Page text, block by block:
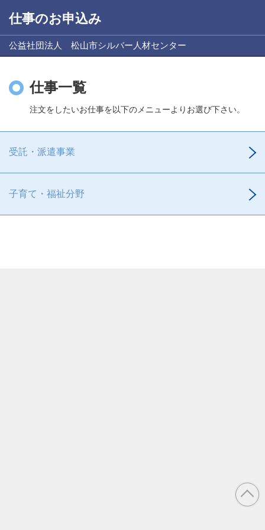
仕事のお申込み
公益社団法人 松山市シルバー人材センター
仕事一覧
注文をしたいお仕事を以下のメニューよりお選び下さい。
受託・派遣事業
子育て・福祉分野